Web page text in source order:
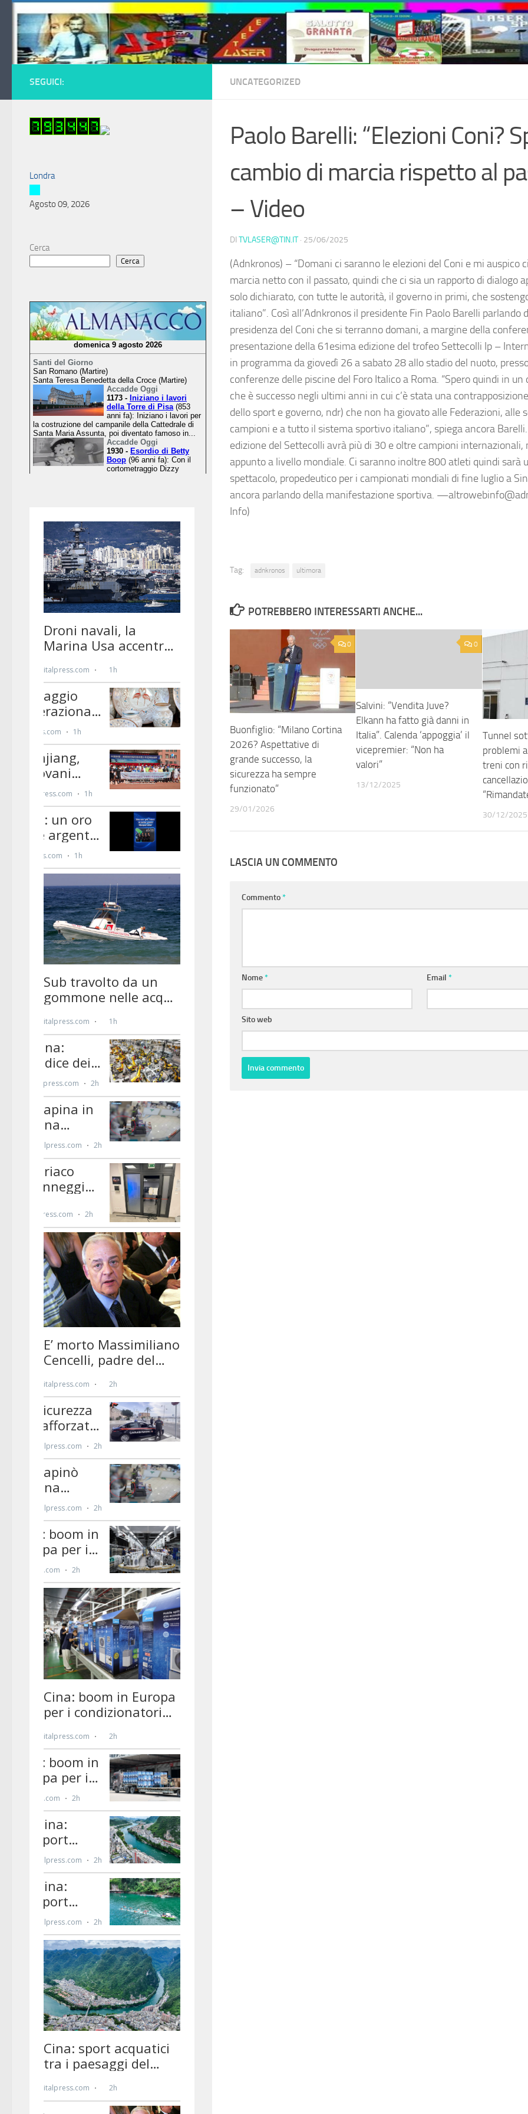
Salta al contenuto
UNCATEGORIZED
Paolo Barelli: “Elezioni Coni?
cambio di marcia rispetto al
– Video
DI TVLASER@TIN.IT · 25/06/2025
(Adnkronos) – “Domani ci saranno le elezioni del Coni e mi auspico
marcia netto con il passato, quindi che ci sia un rapporto di dialogo
solo dichiarato, con tutte le autorità, il governo in primi, che
italiano”. Così all’Adnkronos il presidente Fin Paolo Barelli parlando
presidenza del Coni che si terranno domani, a margine della
presentazione della 61esima edizione del trofeo Settecolli Ip –
in programma da giovedì 26 a sabato 28 allo stadio del nuoto,
conferenze delle piscine del Foro Italico a Roma. “Spero quindi in un
che è successo negli ultimi anni in cui c’è stata una
dello sport e governo, ndr) che non ha giovato alle Federazioni, alle
campioni e a tutto il sistema sportivo italiano”, spiega ancora
edizione del Settecolli avrà più di 30 e oltre campioni internazionali,
appunto a livello mondiale. Ci saranno inoltre 800 atleti quindi sarà
spettacolo, propedeutico per i campionati mondiali di fine luglio a
ancora parlando della manifestazione sportiva.
Info)
Tag: adnkronos ultimora
POTREBBERO INTERESSARTI ANCHE...
0
Buonfiglio: “Milano Cortina
2026? Aspettative di
grande successo, la
sicurezza ha sempre
funzionato”
29/01/2026
0
Salvini: “Vendita Juve?
Elkann ha fatto già danni in
Italia”. Calenda ‘appoggia’ il
vicepremier: “Non ha
valori”
13/12/2025
Tunnel
problemi
treni con
30/12/2025
LASCIA UN COMMENTO
Commento*
Nome* Email*
Sito web
SEGUICI:
Londra
Agosto 09, 2026
Cerca
Cerca